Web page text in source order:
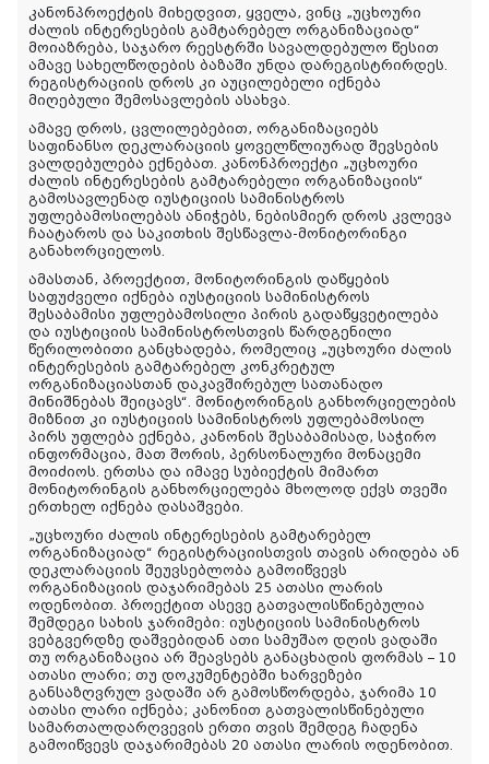
კანონპროექტის მიხედვით, ყველა, ვინც „უცხოური
ძალის ინტერესების გამტარებელ ორგანიზაციად“
მოიაზრება, საჯარო რეესტრში სავალდებულო წესით
ამავე სახელწოდების ბაზაში უნდა დარეგისტრირდეს.
რეგისტრაციის დროს კი აუცილებელი იქნება
მიღებული შემოსავლების ასახვა.
ამავე დროს, ცვლილებებით, ორგანიზაციებს
საფინანსო დეკლარაციის ყოველწლიურად შევსების
ვალდებულება ექნებათ. კანონპროექტი „უცხოური
ძალის ინტერესების გამტარებელი ორგანიზაციის“
გამოსავლენად იუსტიციის სამინისტროს
უფლებამოსილებას ანიჭებს, ნებისმიერ დროს კვლევა
ჩაატაროს და საკითხის შესწავლა-მონიტორინგი
განახორციელოს.
ამასთან, პროექტით, მონიტორინგის დაწყების
საფუძველი იქნება იუსტიციის სამინისტროს
შესაბამისი უფლებამოსილი პირის გადაწყვეტილება
და იუსტიციის სამინისტროსთვის წარდგენილი
წერილობითი განცხადება, რომელიც „უცხოური ძალის
ინტერესების გამტარებელ კონკრეტულ
ორგანიზაციასთან დაკავშირებულ სათანადო
მინიშნებას შეიცავს“. მონიტორინგის განხორციელების
მიზნით კი იუსტიციის სამინისტროს უფლებამოსილ
პირს უფლება ექნება, კანონის შესაბამისად, საჭირო
ინფორმაცია, მათ შორის, პერსონალური მონაცემი
მოიძიოს. ერთსა და იმავე სუბიექტის მიმართ
მონიტორინგის განხორციელება მხოლოდ ექვს თვეში
ერთხელ იქნება დასაშვები.
„უცხოური ძალის ინტერესების გამტარებელ
ორგანიზაციად“ რეგისტრაციისთვის თავის არიდება ან
დეკლარაციის შეუვსებლობა გამოიწვევს
ორგანიზაციის დაჯარიმებას 25 ათასი ლარის
ოდენობით. პროექტით ასევე გათვალისწინებულია
შემდეგი სახის ჯარიმები: იუსტიციის სამინისტროს
ვებგვერდზე დაშვებიდან ათი სამუშაო დღის ვადაში
თუ ორგანიზაცია არ შეავსებს განაცხადის ფორმას – 10
ათასი ლარი; თუ დოკუმენტებში ხარვეზები
განსაზღვრულ ვადაში არ გამოსწორდება, ჯარიმა 10
ათასი ლარი იქნება; კანონით გათვალისწინებული
სამართალდარღვევის ერთი თვის შემდეგ ჩადენა
გამოიწვევს დაჯარიმებას 20 ათასი ლარის ოდენობით.